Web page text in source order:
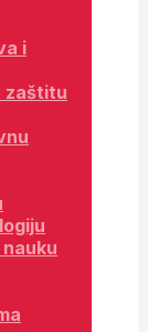
i
zaštitu